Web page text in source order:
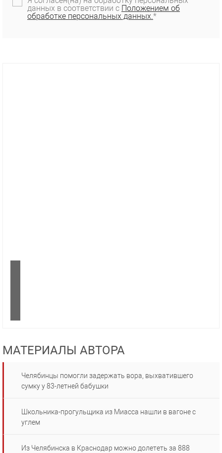
данных в соответствии с Положением об
обработке персональных данных.*
МАТЕРИАЛЫ АВТОРА
Челябинцы помогли задержать вора, выхватившего
сумку у 83-летней бабушки
Школьника-прогульщика из Миасса нашли в вагоне с
углем
Из Челябинска в Краснодар можно долететь за 888